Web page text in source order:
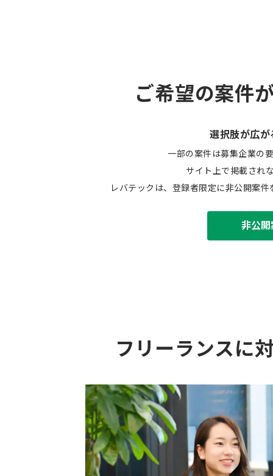
ご希望の案件
選択肢が広が
一部の案件は募集企業の
サイト上で掲載され
レバテックは、登録者限定に非公開案
非公
フリーランスに